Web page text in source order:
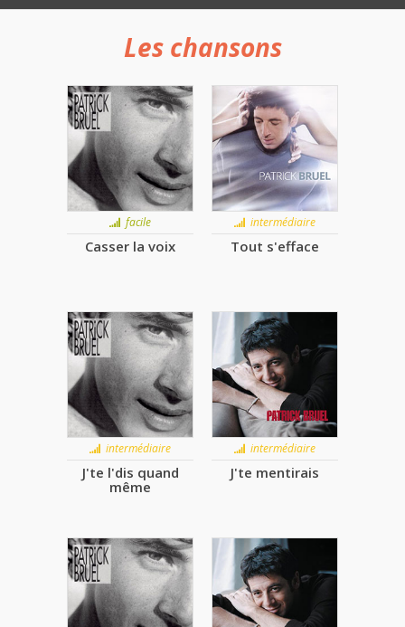
Les chansons
facile
Casser la voix
intermédiaire
Tout s'efface
intermédiaire
J'te l'dis quand
même
intermédiaire
J'te mentirais